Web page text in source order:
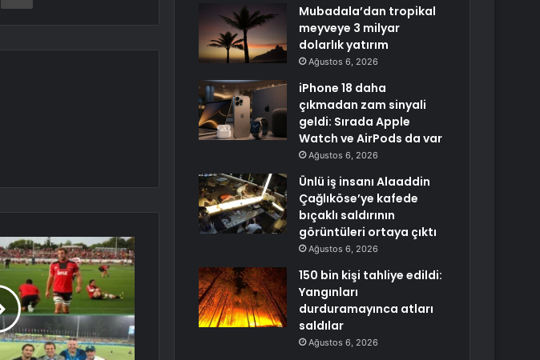
Mubadala’dan tropikal
meyveye 3 milyar
dolarlık yatırım
Ağustos 6, 2026
iPhone 18 daha
çıkmadan zam sinyali
geldi: Sırada Apple
Watch ve AirPods da var
Ağustos 6, 2026
Ünlü iş insanı Alaaddin
Çağlıköse’ye kafede
bıçaklı saldırının
görüntüleri ortaya çıktı
Ağustos 6, 2026
150 bin kişi tahliye edildi:
Yangınları
durduramayınca atları
saldılar
Ağustos 6, 2026